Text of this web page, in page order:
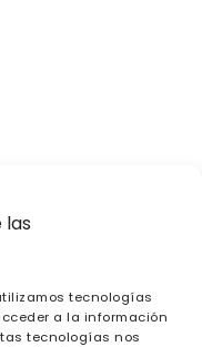
tecnologías
a la información
tecnologías nos
entre
presupuesto!